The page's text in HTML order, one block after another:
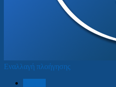
Εναλλαγή πλοήγησης